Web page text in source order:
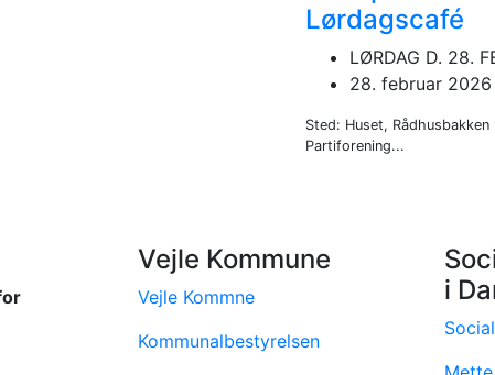
Lørdagscafé
LØRDAG D. 28.
28. februar 2026
Sted: Huset,
Partiforening...
Vejle Kommune
Vejle Kommne
Kommunalbestyrelsen
i